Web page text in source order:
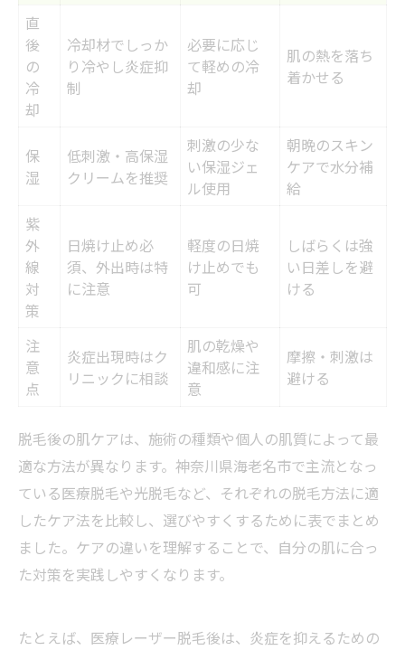
直
後
の
冷
却
冷却材でしっか
り冷やし炎症抑
制
必要に応じ
て軽めの冷
却
肌の熱を落ち
着かせる
保
湿
低刺激・高保湿
クリームを推奨
刺激の少な
い保湿ジェ
ル使用
朝晩のスキン
ケアで水分補
給
紫
外
線
対
策
日焼け止め必
須、外出時は特
に注意
軽度の日焼
け止めでも
可
しばらくは強
い日差しを避
ける
注
意
点
炎症出現時はク
リニックに相談
肌の乾燥や
違和感に注
意
摩擦・刺激は
避ける
脱毛後の肌ケアは、施術の種類や個人の肌質によって最
適な方法が異なります。神奈川県海老名市で主流となっ
ている医療脱毛や光脱毛など、それぞれの脱毛方法に適
したケア法を比較し、選びやすくするために表でまとめ
ました。ケアの違いを理解することで、自分の肌に合っ
た対策を実践しやすくなります。
たとえば、医療レーザー脱毛後は、炎症を抑えるための